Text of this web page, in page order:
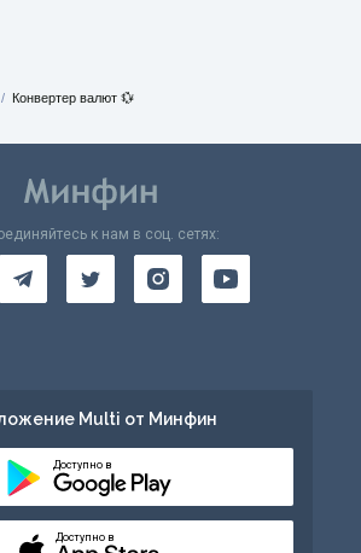
Конвертер валют 💱
к нам в соц. сетях:
Multi от Минфин
Доступно в
Доступно в